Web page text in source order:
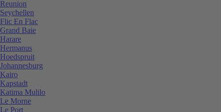
Reunion
Seychellen
Flic En Flac
Grand Baie
Harare
Hermanus
Hoedspruit
Johannesburg
Kairo
Kapstadt
Katima Mulilo
Le Morne
Le Port